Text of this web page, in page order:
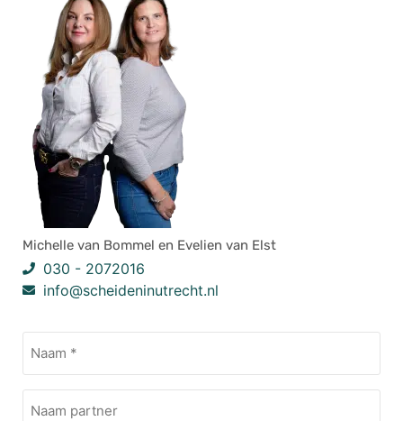
Michelle van Bommel en Evelien van Elst
030 - 2072016
info@scheideninutrecht.nl
Naam
(Vereist)
Naam
extra